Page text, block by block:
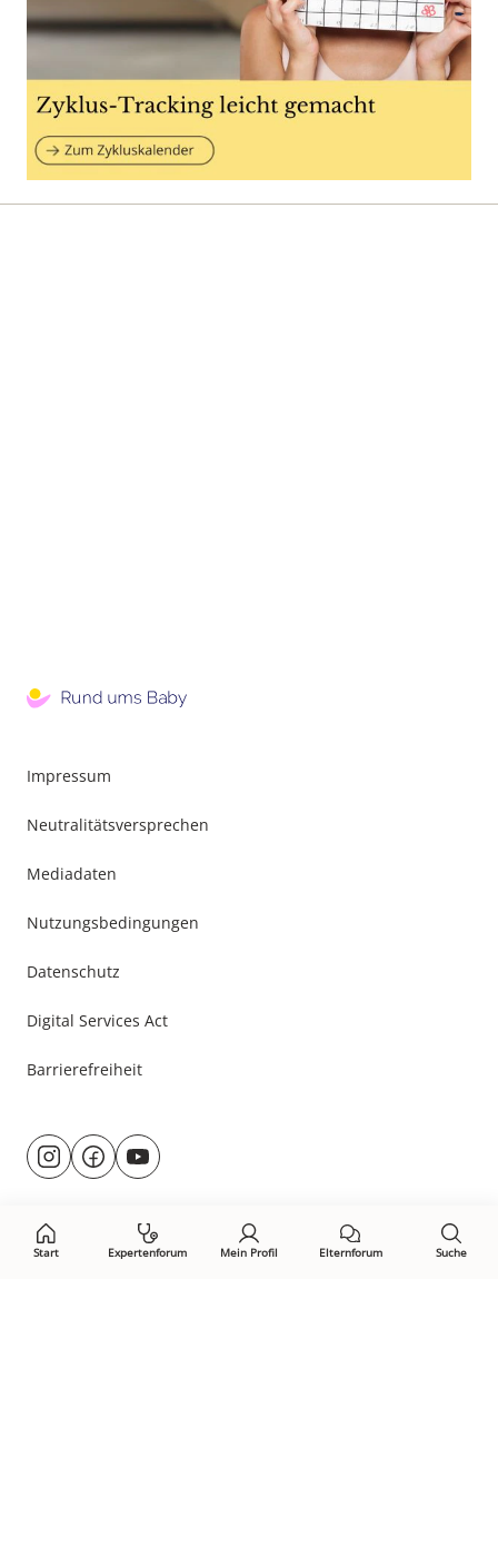
Start Expertenforum Mein Profil Elternforum Suche
Impressum
Neutralitätsversprechen
Mediadaten
Nutzungsbedingungen
Datenschutz
Digital Services Act
Barrierefreiheit
Besuche
uns@rund.ums.baby
facebook.com/rundumsbaby.de
youtube.com/@rundumsbaby_